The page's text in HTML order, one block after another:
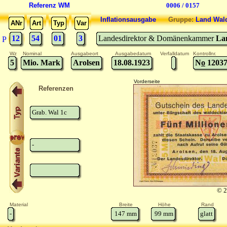
Referenz WM 0006 / 0157
ANr Art Typ Var
P 12 54 01 3
InflationsausgabeGruppe:Land
Landesdirektor & Domänenkammer
Wz Nominal Ausgabeort Ausgabedatum Verfalldatum Kontrollnr.
5 Mio. Mark Arolsen 18.08.1923 No 12037
Referenzen
Grab. Wal 1c
-
Vorderseite
©
Material Breite Höhe Rand
- 147 mm 99 mm glatt